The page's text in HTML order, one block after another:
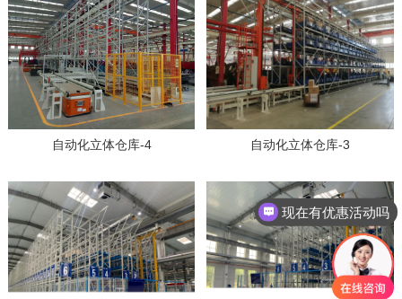
自动化立体仓库-4 自动化立体仓库-3
现在有优惠活动吗